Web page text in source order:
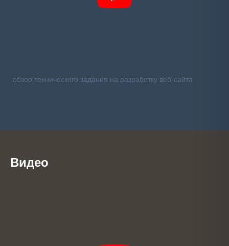
обзор технического задания на разработку веб-сайта
Видео